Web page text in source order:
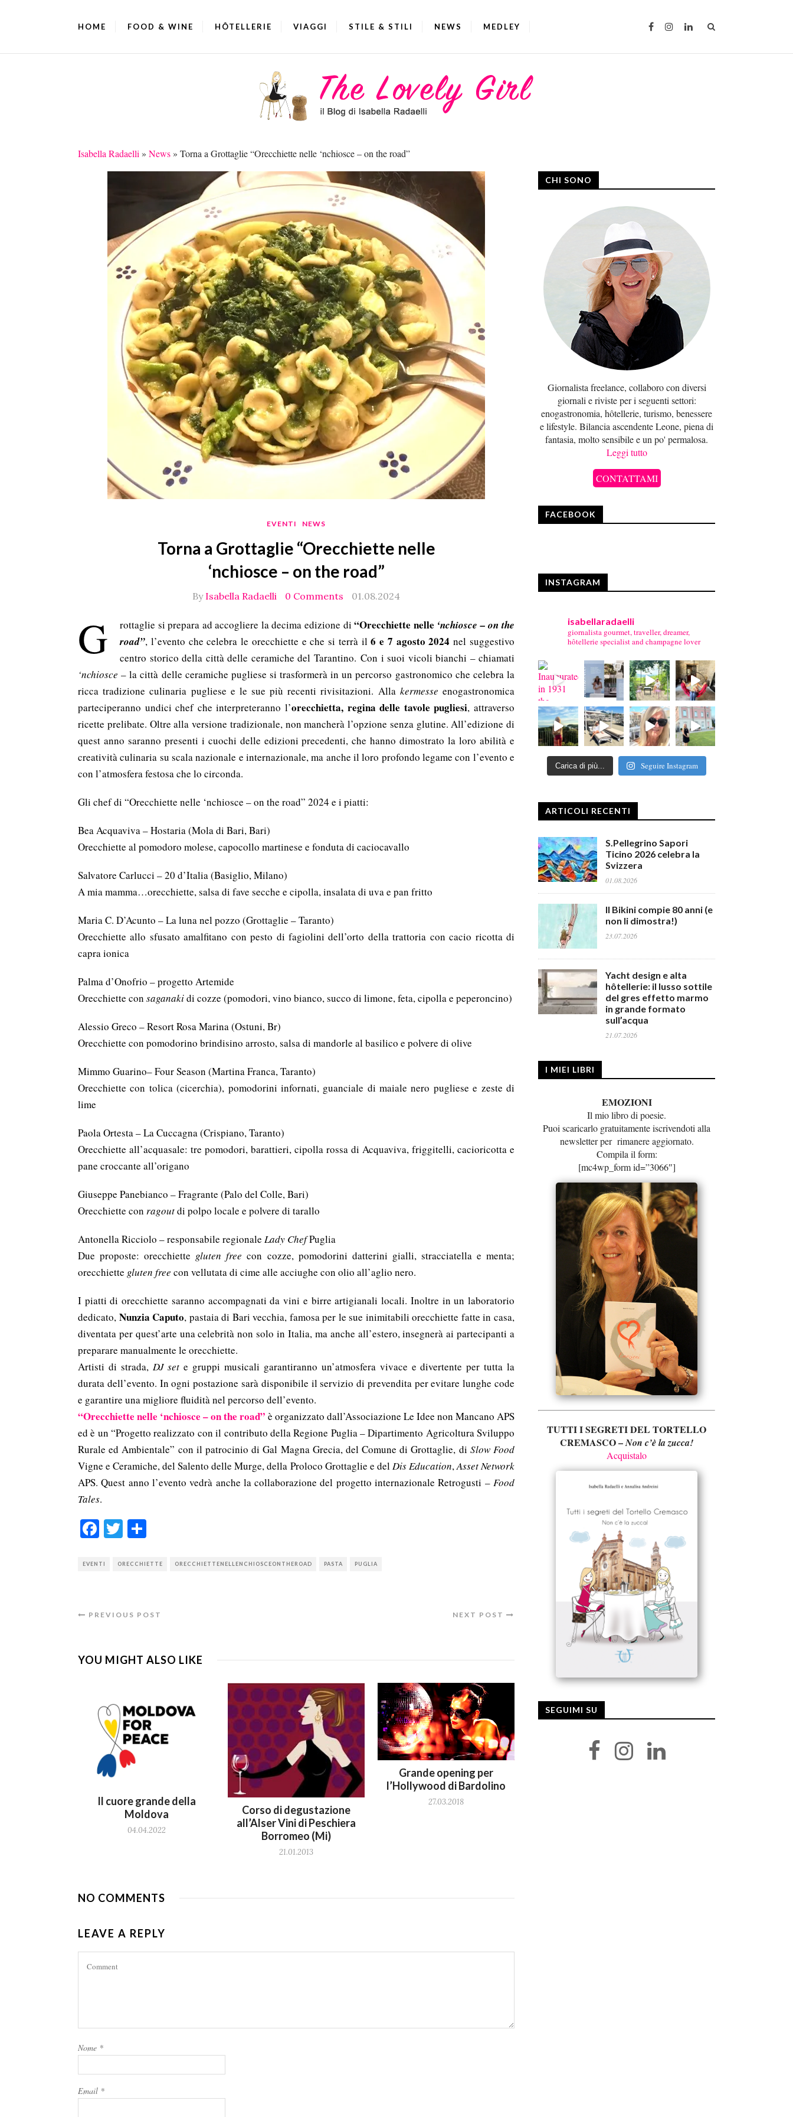
HOME FOOD & WINE HÔTELLERIE VIAGGI STILE & STILI NEWS MEDLEY
Isabella Radaelli » News» Torna a Grottaglie “Orecchiette nelle ‘nchiosce – on the road”
EVENTI NEWS
Torna a Grottaglie “Orecchiette nelle
‘nchiosce – on the road”
By Isabella Radaelli 0 Comments 01.08.2024
G rottaglie si prepara ad accogliere la decima edizione di“Orecchiette nelle ‘nchiosce – on the
road”, l’evento che celebra le orecchiette e che si terrà il6 e 7 agosto 2024 nel suggestivo
centro storico della città delle ceramiche del Tarantino. Con i suoi vicoli bianchi – chiamati
‘nchiosce – la città delle ceramiche pugliese si trasformerà in un percorso gastronomico che celebra la
ricca tradizione culinaria pugliese e le sue più recenti rivisitazioni. Alla kermesse enogastronomica
parteciperanno undici chef cheinterpreteranno l’orecchietta, regina delle tavole pugliesi, attraverso
ricette prelibate. Oltre alla versione tradizionale, non mancherà l’opzione senza glutine. All’edizione di
quest anno saranno presenti i cuochi delle edizioni precedenti, che hanno dimostrato la loro abilità e
creatività culinaria su scala nazionale e internazionale, ma anche il loro profondo legame con l’evento e
con l’atmosfera festosa che lo circonda.
Gli chef di “Orecchiette nelle ‘nchiosce – on the road” 2024 e i piatti:
Bea Acquaviva – Hostaria (Mola di Bari, Bari)
Orecchiette al pomodoro molese, capocollo martinese e fonduta di caciocavallo
Salvatore Carlucci – 20 d’Italia (Basiglio, Milano)
A mia mamma…orecchiette, salsa di fave secche e cipolla, insalata di uva e pan fritto
Maria C. D’Acunto – La luna nel pozzo (Grottaglie – Taranto)
Orecchiette allo sfusato amalfitano con pesto di fagiolini dell’orto della trattoria con cacio ricotta di
capra ionica
Palma d’Onofrio – progetto Artemide
Orecchiette con saganakidi cozze (pomodori, vino bianco, succo di limone, feta, cipolla e peperoncino)
Alessio Greco – Resort Rosa Marina (Ostuni, Br)
Orecchiette con pomodorino brindisino arrosto, salsa di mandorle al basilico e polvere di olive
Mimmo Guarino– Four Season (Martina Franca, Taranto)
Orecchiette con tolica (cicerchia), pomodorini infornati, guanciale di maiale nero pugliese e zeste di
lime
Paola Ortesta – La Cuccagna (Crispiano, Taranto)
Orecchiette all’acquasale: tre pomodori, barattieri, cipolla rossa di Acquaviva, friggitelli, cacioricotta e
pane croccante all’origano
Giuseppe Panebianco – Fragrante (Palo del Colle, Bari)
Orecchiette con ragoutdi polpo locale e polvere di tarallo
Antonella Ricciolo – responsabile regionale Lady ChefPuglia
Due proposte: orecchiette gluten free con cozze, pomodorini datterini gialli, stracciatella e menta;
orecchiette gluten free con vellutata di cime alle acciughe con olio all’aglio nero.
I piatti di orecchiette saranno accompagnati da vini e birre artigianali locali. Inoltre in un laboratorio
dedicato, Nunzia Caputo, pastaia di Bari vecchia, famosa per le sue inimitabili orecchiette fatte in casa,
diventata per quest’arte una celebrità non solo in Italia, ma anche all’estero, insegnerà ai partecipanti a
preparare manualmente le orecchiette.
Artisti di strada, DJ set e gruppi musicali garantiranno un’atmosfera vivace e divertente per tutta la
durata dell’evento. In ogni postazione sarà disponibile il servizio di prevendita per evitare lunghe code
e garantire una migliore fluidità nel percorso dell’evento.
“Orecchiette nelle ‘nchiosce – on the road” è organizzato dall’Associazione Le Idee non Mancano APS
ed è un “Progetto realizzato con il contributo della Regione Puglia – Dipartimento Agricoltura Sviluppo
Rurale ed Ambientale” con il patrocinio di Gal Magna Grecia, del Comune di Grottaglie, di Slow Food
Vigne e Ceramiche, del Salento delle Murge, della Proloco Grottaglie e delDis Education,Asset Network
APS. Quest anno l’evento vedrà anche la collaborazione del progetto internazionale Retrogusti – Food
Tales.
Facebook
Twitter
EVENTI ORECCHIETTE ORECCHIETTENELLENCHIOSCEONTHEROAD PASTA PUGLIA
PREVIOUS POST NEXT POST
YOU MIGHT ALSO LIKE
Il cuore grande della
Moldova
04.04.2022
Corso di degustazione
all’Alser Vini di Peschiera
Borromeo (Mi)
21.01.2013
Grande opening per
l’Hollywood di Bardolino
27.03.2018
NO COMMENTS
LEAVE A REPLY
Nome *
Email *
CHI SONO
Giornalista freelance, collaboro con diversi
giornali e riviste per i seguenti settori:
enogastronomia, hôtellerie, turismo, benessere
e lifestyle. Bilancia ascendente Leone, piena di
fantasia, molto sensibile e un po' permalosa.
Leggi tutto
CONTATTAMI
FACEBOOK
INSTAGRAM
isabellaradaelli
giornalista gourmet, traveller, dreamer,
hôtellerie specialist and champagne lover
Carica di più... Seguire Instagram
ARTICOLI RECENTI
S.Pellegrino Sapori
Ticino 2026 celebra la
Svizzera
01.08.2026
Il Bikini compie 80 anni (e
non li dimostra!)
23.07.2026
Yacht design e alta
hôtellerie: il lusso sottile
del gres effetto marmo
in grande formato
sull’acqua
21.07.2026
I MIEI LIBRI
EMOZIONI
Il mio libro di poesie.
Puoi scaricarlo gratuitamente iscrivendoti alla
newsletter per rimanere aggiornato.
Compila il form:
[mc4wp_form id=”3066″]
TUTTI I SEGRETI DEL TORTELLO
CREMASCO –Non c’è la zucca!
Acquistalo
SEGUIMI SU